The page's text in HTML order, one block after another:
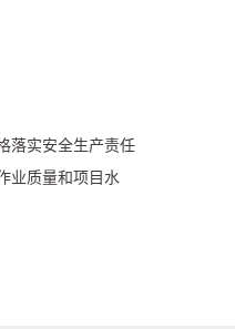
落实安全生产责任
业质量和项目水